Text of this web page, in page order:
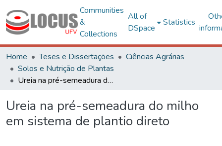
Communities
&
Collections
All of
DSpace
Statistics
Home Teses e Dissertações
Ciências Agrárias
Solos e Nutrição de Plantas
Ureia na pré-semeadura do milho em sistema de plantio direto
Ureia na pré-semeadura do milho
em sistema de plantio direto